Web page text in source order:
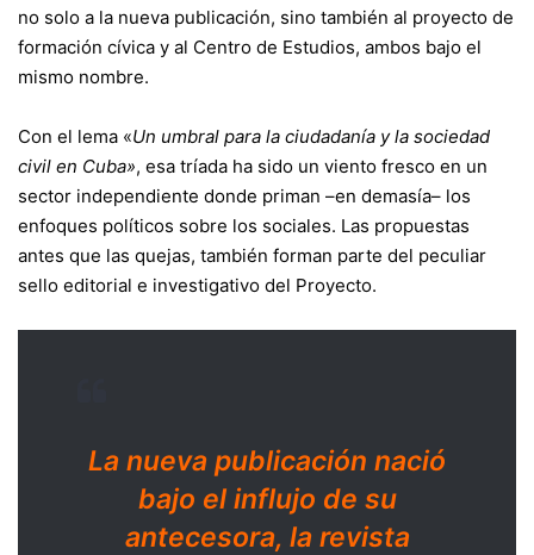
no solo a la nueva publicación, sino también al proyecto de
formación cívica y al Centro de Estudios, ambos bajo el
mismo nombre.
Con el lema «Un umbral para la ciudadanía y la sociedad
civil en Cuba», esa tríada ha sido un viento fresco en un
sector independiente donde priman –en demasía– los
enfoques políticos sobre los sociales. Las propuestas
antes que las quejas, también forman parte del peculiar
sello editorial e investigativo del Proyecto.
La nueva publicación nació
bajo el influjo de su
antecesora, la revista